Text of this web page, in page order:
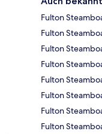
Fulton
Fulton
Fulton
Fulton
Fulton
Fulton
Fulton
Fulton